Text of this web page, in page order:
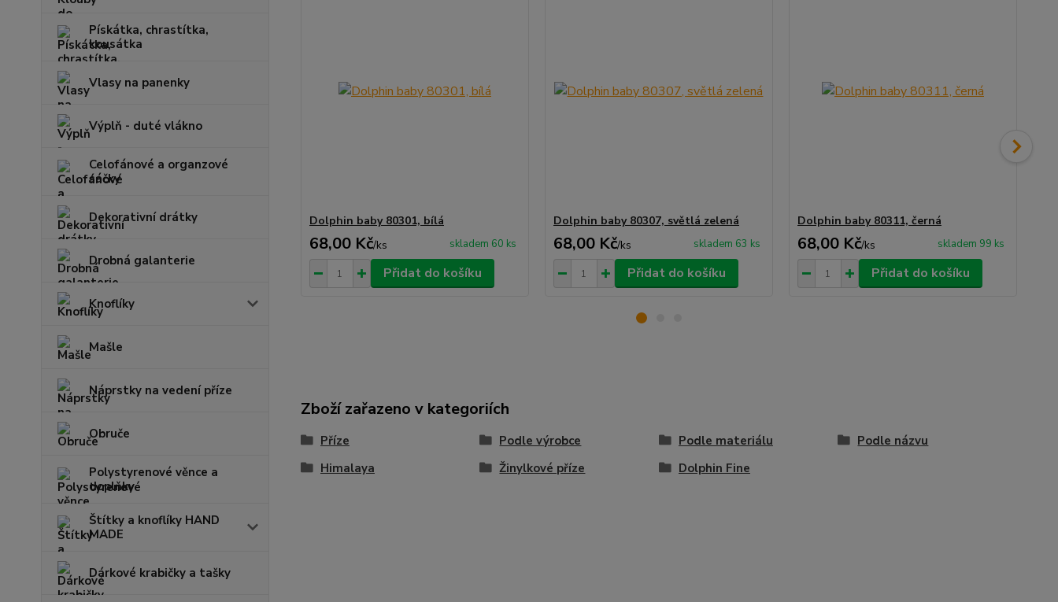
Pískátka, chrastítka,
kousátka
Vlasy na panenky
Výplň - duté vlákno
Celofánové a organzové
sáčky
Dekorativní drátky
Drobná galanterie
Knoflíky
Mašle
Náprstky na vedení příze
Obruče
Polystyrenové věnce a
doplňky
Štítky a knoflíky HAND
MADE
Dárkové krabičky a tašky
Dolphin baby 80301, bílá
68,00 Kč/ks skladem 60 ks
Přidat do košíku
Dolphin baby 80307, světlá zelená
68,00 Kč/ks skladem 63 ks
Přidat do košíku
Dolphin baby 80311, černá
68,00 Kč/ks skladem 99 ks
Přidat do košíku
Zboží zařazeno v kategoriích
Příze Podle výrobce Podle materiálu
Podle názvu
Himalaya
Žinylkové příze Dolphin Fine